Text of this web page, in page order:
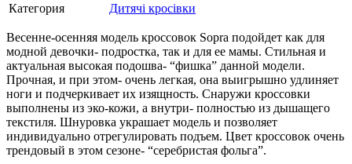
Категория
Дитячі кросівки
Весенне-осенняя модель кроссовок Sopra подойдет как для
модной девочки- подростка, так и для ее мамы. Стильная и
актуальная высокая подошва- “фишка” данной модели.
Прочная, и при этом- очень легкая, она выигрышно удлиняет
ноги и подчеркивает их изящность. Снаружи кроссовки
выполнены из эко-кожи, а внутри- полностью из дышащего
текстиля. Шнуровка украшает модель и позволяет
индивидуально отрегулировать подъем. Цвет кроссовок очень
трендовый в этом сезоне- “серебристая фольга”.